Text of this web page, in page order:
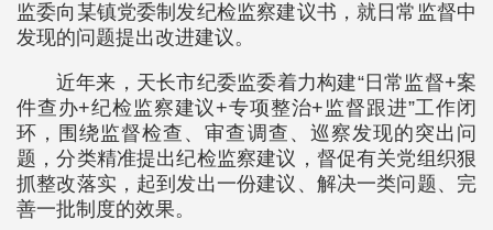
监委向某镇党委制发纪检监察建议书，就日常监督中
发现的问题提出改进建议。
近年来，天长市纪委监委着力构建“日常监督+案
件查办+纪检监察建议+专项整治+监督跟进”工作闭
环，围绕监督检查、审查调查、巡察发现的突出问
题，分类精准提出纪检监察建议，督促有关党组织狠
抓整改落实，起到发出一份建议、解决一类问题、完
善一批制度的效果。